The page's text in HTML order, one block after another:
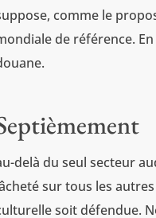
comme le
de référence.
delà du seul secteur
sur tous les
soit défendue.